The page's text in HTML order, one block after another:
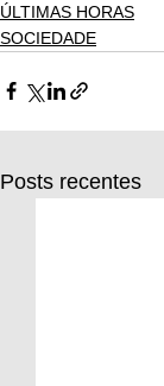
ÚLTIMAS HORAS
SOCIEDADE
Posts recentes